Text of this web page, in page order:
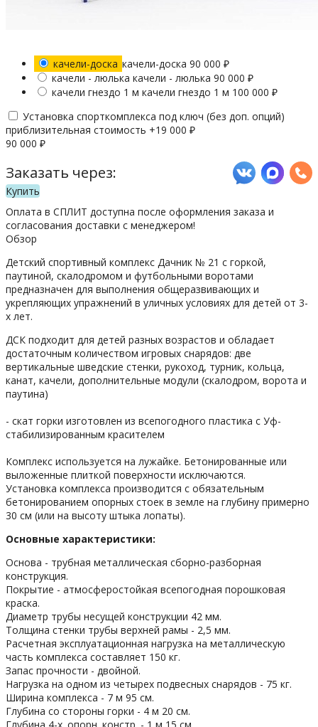
качели-доска качели-доска 90 000 ₽
качели - люлька качели - люлька 90 000 ₽
качели гнездо 1 м качели гнездо 1 м 100 000 ₽
Установка спорткомплекса под ключ (без доп. опций)
приблизительная стоимость +19 000 ₽
90 000 ₽
Заказать через:
Купить
Оплата в СПЛИТ доступна после оформления заказа и
согласования доставки с менеджером!
Обзор
Детский спортивный комплекс Дачник № 21 с горкой,
паутиной, скалодромом и футбольными воротами
предназначен для выполнения общеразвивающих и
укрепляющих упражнений в уличных условиях для детей от 3-
х лет.
ДСК подходит для детей разных возрастов и обладает
достаточным количеством игровых снарядов: две
вертикальные шведские стенки, рукоход, турник, кольца,
канат, качели, дополнительные модули (скалодром, ворота и
паутина)
- скат горки изготовлен из всепогодного пластика с Уф-
стабилизированным красителем
Комплекс используется на лужайке. Бетонированные или
выложенные плиткой поверхности исключаются.
Установка комплекса производится с обязательным
бетонированием опорных стоек в земле на глубину примерно
30 см (или на высоту штыка лопаты).
Основные характеристики:
Основа - трубная металлическая сборно-разборная
конструкция.
Покрытие - атмосферостойкая всепогодная порошковая
краска.
Диаметр трубы несущей конструкции 42 мм.
Толщина стенки трубы верхней рамы - 2,5 мм.
Расчетная эксплуатационная нагрузка на металлическую
часть комплекса составляет 150 кг.
Запас прочности - двойной.
Нагрузка на одном из четырех подвесных снарядов - 75 кг.
Ширина комплекса - 7 м 95 см.
Глубина со стороны горки - 4 м 20 см.